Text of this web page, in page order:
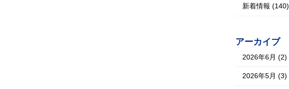
新着情報 (140)
アーカイブ
2026年6月 (2)
2026年5月 (3)